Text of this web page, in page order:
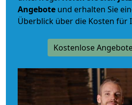
Angebote und erhalten Sie
Überblick über die Kosten für
Kostenlose